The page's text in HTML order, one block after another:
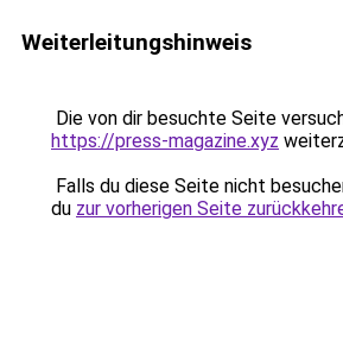
Weiterleitungshinweis
Die von dir besuchte Seite
https://press-magazine.xyz
Falls du diese Seite nicht
du zur vorherigen Seite